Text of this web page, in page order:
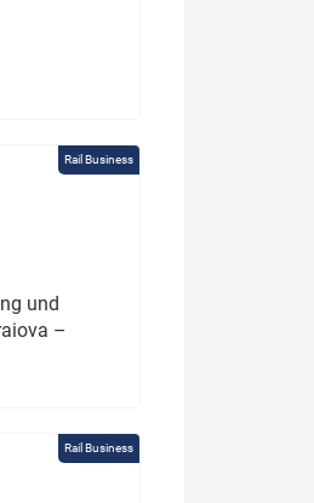
Rail Business
und
–
Rail Business